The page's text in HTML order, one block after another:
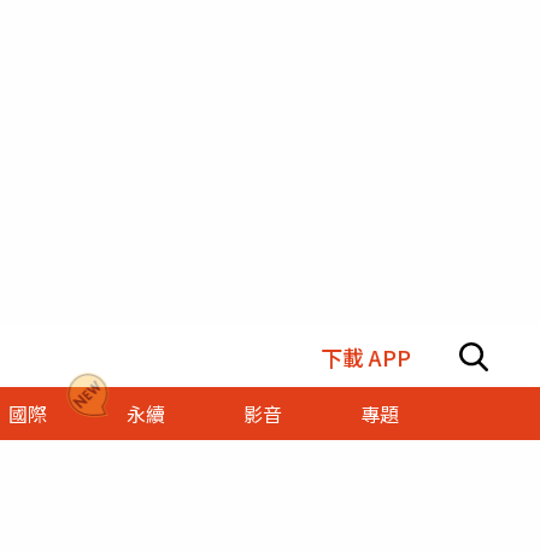
下載 APP
國際 永續 影音 專題